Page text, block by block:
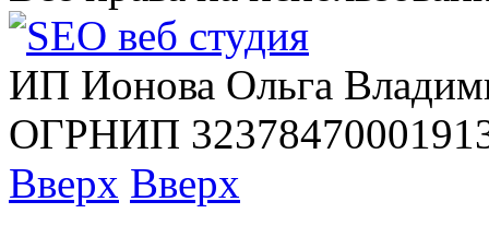
ИП Ионова Ольга
ОГРНИП
Вверх Вверх